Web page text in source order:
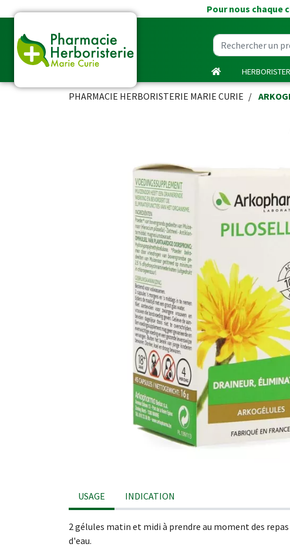
Pour nous chaque
PHARMACIE HERBORISTERIE MARIE CURIE
USAGE INDICATION
2 gélules matin et midi à prendre au moment des repas
d'eau.